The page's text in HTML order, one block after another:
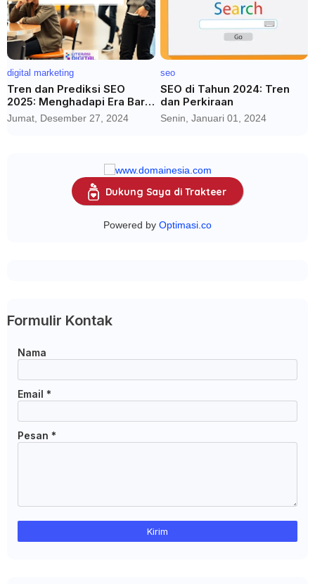
digital marketing
Tren dan Prediksi SEO
2025: Menghadapi Era Baru
dengan AI dan Media Sosial
Jumat, Desember 27, 2024
seo
SEO di Tahun 2024: Tren
dan Perkiraan
Senin, Januari 01, 2024
Dukung Saya di Trakteer
Powered by Optimasi.co
Formulir Kontak
Nama
Email *
Pesan *